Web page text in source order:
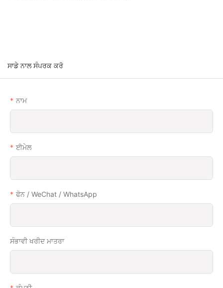
ਸਾਡੇ ਨਾਲ ਸੰਪਰਕ ਕਰੋ
ਨਾਮ
ਈਮੇਲ
ਫੋਨ / WeChat / WhatsApp
ਸੰਭਾਵੀ ਖਰੀਦ ਮਾਤਰਾ